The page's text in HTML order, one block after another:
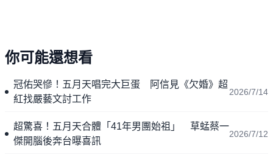
你可能還想看
冠佑哭慘！五月天唱完大巨蛋 阿信見《欠婚》超
紅找嚴藝文討工作
2026/7/14
超驚喜！五月天合體「41年男團始祖」 草蜢蔡一
傑開腦後奔台曝喜訊
2026/7/12